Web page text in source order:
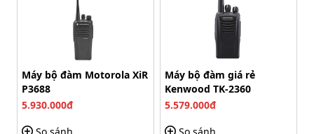
Máy bộ đàm Motorola XiR
P3688
5.930.000đ
So sánh
Máy bộ đàm giá rẻ
Kenwood TK-2360
5.579.000đ
So sánh